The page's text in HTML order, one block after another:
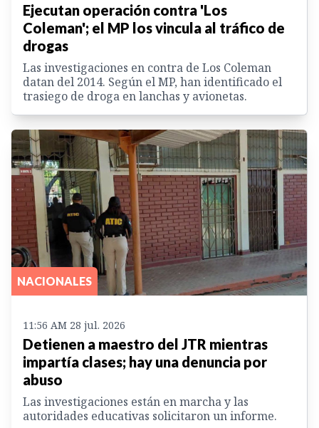
Ejecutan operación contra 'Los
Coleman'; el MP los vincula al tráfico de
drogas
Las investigaciones en contra de Los Coleman
datan del 2014. Según el MP, han identificado el
trasiego de droga en lanchas y avionetas.
NACIONALES
11:56 AM 28 jul. 2026
Detienen a maestro del JTR mientras
impartía clases; hay una denuncia por
abuso
Las investigaciones están en marcha y las
autoridades educativas solicitaron un informe.